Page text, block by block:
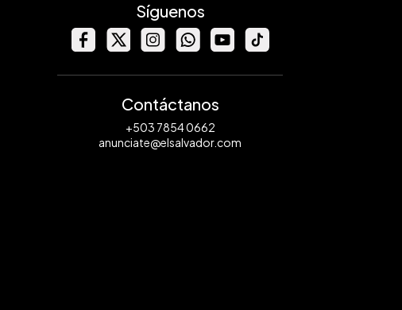
Síguenos
Contáctanos
+503 7854 0662
anunciate@elsalvador.com